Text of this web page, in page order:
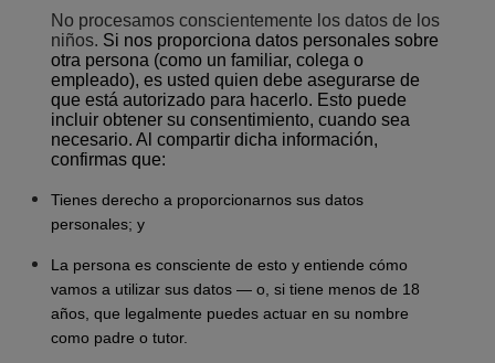
No procesamos conscientemente los datos de los
niños. Si nos proporciona datos personales sobre
otra persona (como un familiar, colega o
empleado), es usted quien debe asegurarse de
que está autorizado para hacerlo. Esto puede
incluir obtener su consentimiento, cuando sea
necesario. Al compartir dicha información,
confirmas que:
Tienes derecho a proporcionarnos sus datos
personales; y
La persona es consciente de esto y entiende cómo
vamos a utilizar sus datos — o, si tiene menos de 18
años, que legalmente puedes actuar en su nombre
como padre o tutor.